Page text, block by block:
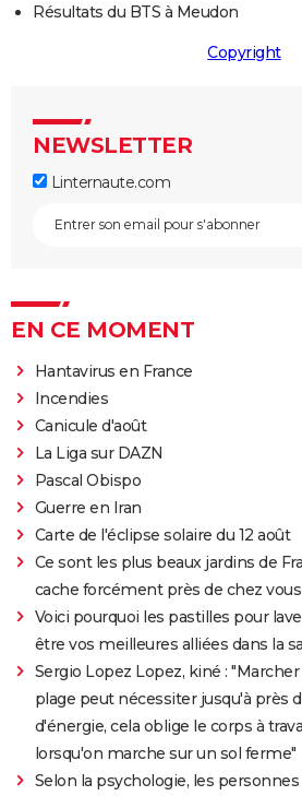
Résultats du BTS à Meudon
Copyright
NEWSLETTER
Linternaute.com
EN CE MOMENT
Hantavirus en France
Incendies
Canicule d'août
La Liga sur DAZN
Pascal Obispo
Guerre en Iran
Carte de l'éclipse solaire du 12 août
Ce sont les plus beaux jardins de
cache forcément près de chez vous
Voici pourquoi les pastilles pour
être vos meilleures alliées dans la
Sergio Lopez Lopez, kiné :
plage peut nécessiter jusqu'à près
d'énergie, cela oblige le corps à
lorsqu'on marche sur un sol ferme"
Selon la psychologie, les